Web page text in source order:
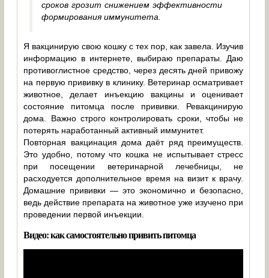
сроков грозит снижением эффективности
формирования иммунитета.
Я вакцинирую свою кошку с тех пор, как завела. Изучив
информацию в интернете, выбираю препараты. Даю
противоглистное средство, через десять дней привожу
на первую прививку в клинику. Ветеринар осматривает
животное, делает инъекцию вакцины и оценивает
состояние питомца после прививки. Ревакцинирую
дома. Важно строго контролировать сроки, чтобы не
потерять наработанный активный иммунитет.
Повторная вакцинация дома даёт ряд преимуществ.
Это удобно, потому что кошка не испытывает стресс
при посещении ветеринарной лечебницы, не
расходуется дополнительное время на визит к врачу.
Домашние прививки — это экономично и безопасно,
ведь действие препарата на животное уже изучено при
проведении первой инъекции.
Видео: как самостоятельно привить питомца